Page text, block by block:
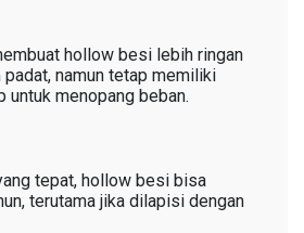
hollow besi lebih ringan
namun tetap memiliki
untuk menopang beban.
tepat, hollow besi bisa
terutama jika dilapisi dengan